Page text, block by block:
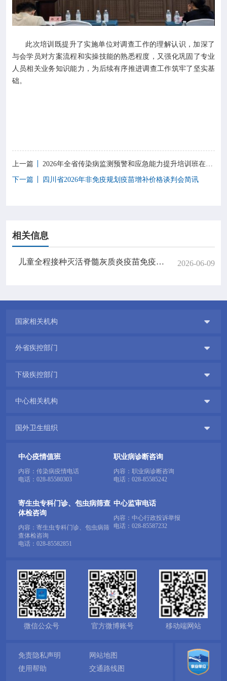
此次培训既提升了实施单位对调查工作的理解认识，加深了
与会学员对方案流程和实操技能的熟悉程度，又强化巩固了专业
人员相关业务知识能力，为后续有序推进调查工作筑牢了坚实基
础。
上一篇
2026年全省传染病监测预警和应急能力提升培训班在成都顺利举办
下一篇
四川省2026年非免疫规划疫苗增补价格谈判会简讯
相关信息
儿童全程接种灭活脊髓灰质炎疫苗免疫原性调查工作培训班在成都举办 2026-06-09
国家相关机构 
外省疾控部门 
下级疾控部门 
中心相关机构 
国外卫生组织 
中心疫情值班
内容：传染病疫情电话
电话： 028-85580303
职业病诊断咨询
内容：职业病诊断咨询
电话： 028-85585242
寄生虫专科门诊、包虫病筛查
体检咨询
内容：寄生虫专科门诊、包虫病筛
查体检咨询
电话： 028-85582851
中心监审电话
内容：中心行政投诉举报
电话： 028-85587232
微信公众号 官方微博账号 移动端网站
免责隐私声明
网站地图
使用帮助
交通路线图